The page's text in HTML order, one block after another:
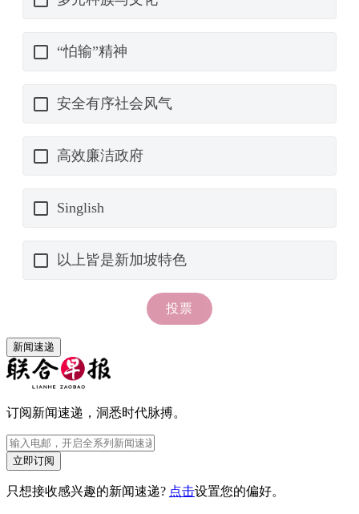
新闻速递
订阅新闻速递，洞悉时代脉搏。
立即订阅
只想接收感兴趣的新闻速递? 点击设置您的偏好。